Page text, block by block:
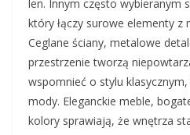
len. Innym często wybieranym
który łączy surowe elementy z
Ceglane ściany, metalowe
przestrzenie tworzą
wspomnieć o stylu
mody. Eleganckie meble,
kolory sprawiają, że wnętrza